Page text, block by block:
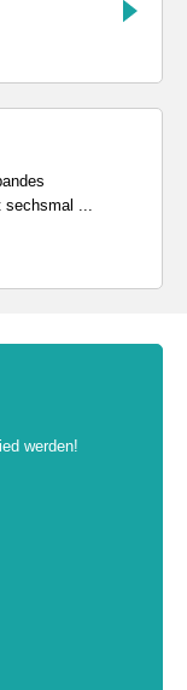
sechsmal ...
werden!